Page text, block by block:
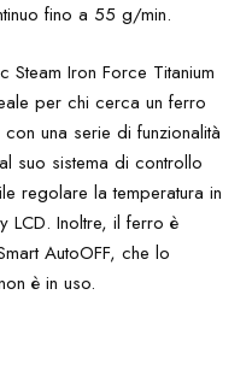
fino a 55 g/min.
Iron Force Titanium
per chi cerca un ferro
una serie di funzionalità
suo sistema di controllo
regolare la temperatura in
LCD. Inoltre, il ferro è
AutoOFF, che lo
è in uso.